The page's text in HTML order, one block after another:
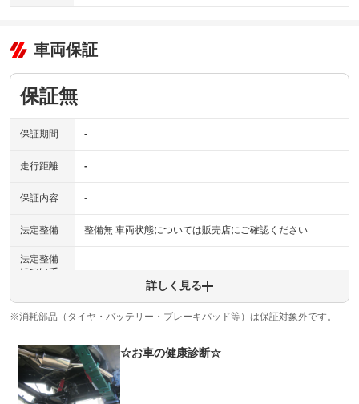
車両保証
保証無
保証期間 -
走行距離 -
保証内容 -
法定整備 整備無 車両状態については販売店にご確認ください
法定整備
について
-
詳しく見る
※消耗部品（タイヤ・バッテリー・ブレーキパッド等）は保証対象外です。
☆お車の健康診断☆